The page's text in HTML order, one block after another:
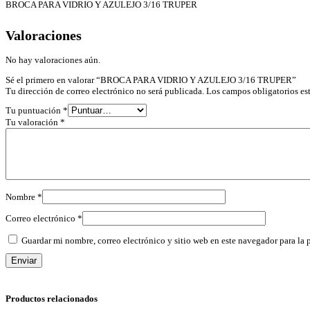
BROCA PARA VIDRIO Y AZULEJO 3/16 TRUPER
Valoraciones
No hay valoraciones aún.
Sé el primero en valorar “BROCA PARA VIDRIO Y AZULEJO 3/16 TRUPER”
Tu dirección de correo electrónico no será publicada. Los campos obligatorios
Tu puntuación *
Tu valoración *
Nombre *
Correo electrónico *
Guardar mi nombre, correo electrónico y sitio web en este navegador para
Productos relacionados